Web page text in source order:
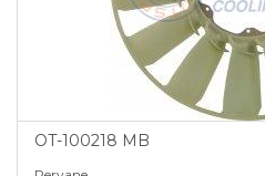
Peugeot (6)
Renault (58)
Scania (45)
Skoda (3)
OT-100218 MB